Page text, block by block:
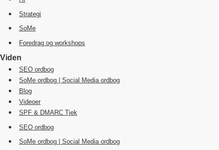
Strategi
SoMe
Foredrag og workshops
Viden
SEO ordbog
SoMe ordbog | Social Media ordbog
Blog
Videoer
SPF & DMARC Tjek
SEO ordbog
SoMe ordbog | Social Media ordbog